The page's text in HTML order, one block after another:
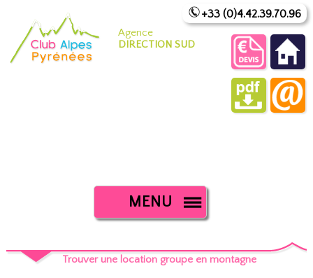
Agence
DIRECTION SUD
+33 (0)4.42.39.70.96
MENU
Trouver une location groupe en montagne